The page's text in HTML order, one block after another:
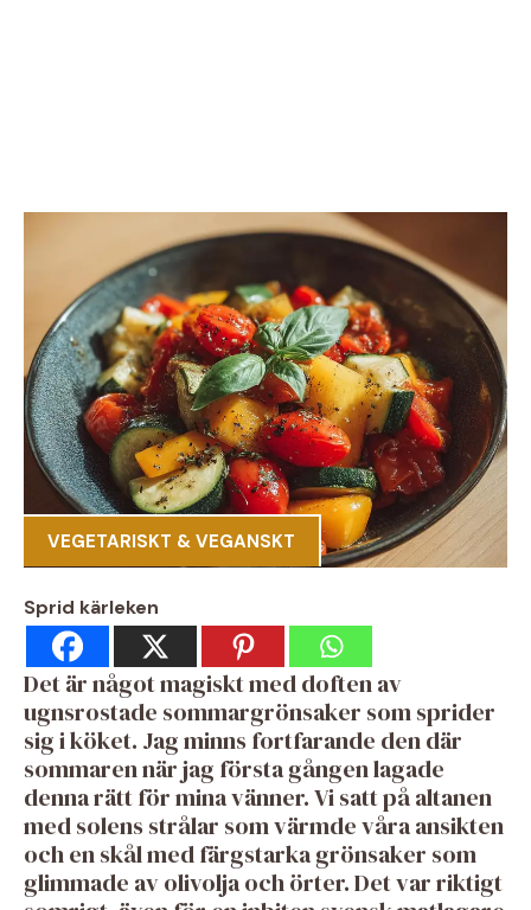
VEGETARISKT & VEGANSKT
Sprid kärleken
Det är något magiskt med doften av
ugnsrostade sommargrönsaker som sprider
sig i köket. Jag minns fortfarande den där
sommaren när jag första gången lagade
denna rätt för mina vänner. Vi satt på altanen
med solens strålar som värmde våra ansikten
och en skål med färgstarka grönsaker som
glimmade av olivolja och örter. Det var riktigt